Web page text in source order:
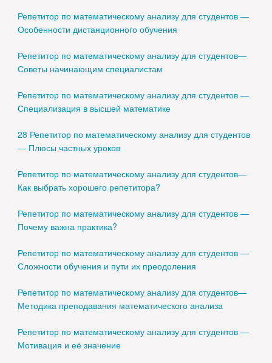
Репетитор по математическому анализу для студентов —
Особенности дистанционного обучения
Репетитор по математическому анализу для студентов—
Советы начинающим специалистам
Репетитор по математическому анализу для студентов —
Специализация в высшей математике
28 Репетитор по математическому анализу для студентов
— Плюсы частных уроков
Репетитор по математическому анализу для студентов—
Как выбрать хорошего репетитора?
Репетитор по математическому анализу для студентов —
Почему важна практика?
Репетитор по математическому анализу для студентов —
Сложности обучения и пути их преодоления
Репетитор по математическому анализу для студентов—
Методика преподавания математического анализа
Репетитор по математическому анализу для студентов —
Мотивация и её значение